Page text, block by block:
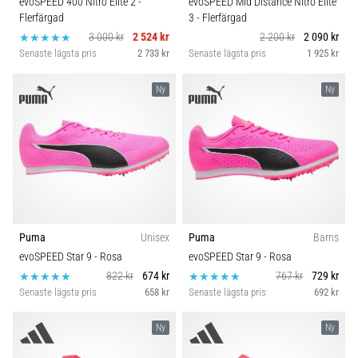
av.
•
Löparskor
med
mer
är
TOP-
modellerna
av
högre
Komfort och dämpning
Skobredd
Flerfärgad
3 000 kr
2 524 kr
Senaste lägsta pris 2 733 kr
3 - Flerfärgad
2 200 kr
2 090 kr
Senaste lägsta pris 1 925 kr
Ny
Puma
Unisex
evoSPEED Star 9 - Rosa
822 kr
674 kr
Senaste lägsta pris 658 kr
Ny
Puma
Barns
evoSPEED Star 9 - Rosa
767 kr
729 kr
Senaste lägsta pris 692 kr
Ny Ny